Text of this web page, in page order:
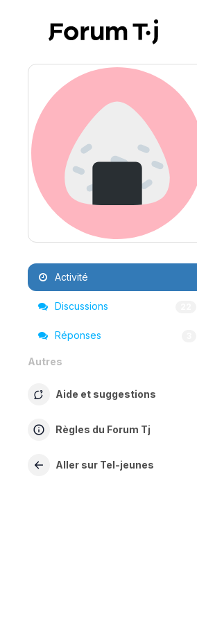
Activité
Discussions
Réponses
Autres
Aide et suggestions
Règles du Forum Tj
Aller sur Tel-jeunes